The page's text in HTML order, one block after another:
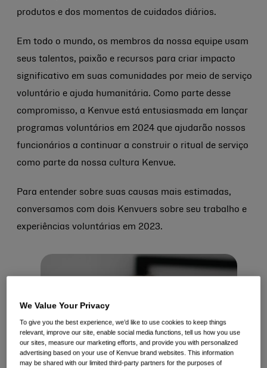
produtos e dos momentos de cuidados diários.
Em todo o mundo, os membros da nossa equipe usam
seus talentos, paixão e recursos para criar impacto
significativo em suas comunidades por meio de serviço
voluntário e ajuda humanitária. Como parte desse
compromisso, a Kenvue está entusiasmada em lançar
programas voluntários em 2024 que ajudarão nossos
funcionários a continuar a construir o ritual de serviço
como parte da nossa cultura Kenvue.
Para entender sobre suas causas mais estimadas,
conversamos com dois Kenvuers sobre seu trabalho e
experiências voluntárias em 2023.
We Value Your Privacy
To give you the best experience, we’d like to use cookies to keep things
relevant, improve our site, enable social media functions, tell us how you use
our sites, measure our marketing efforts, and provide you with personalized
advertising based on your use of Kenvue brand websites. This information
may be shared with our limited third-party partners for the purposes of